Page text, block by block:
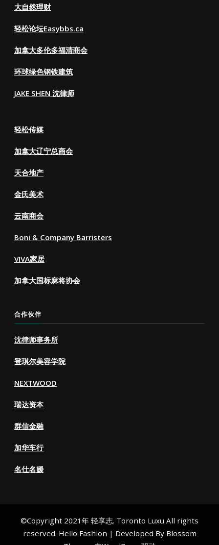
大自然理财
轻松论坛Easybbs.ca
加拿大多伦多福清商会
环球绿色钢铁建筑
JAKE SHEN 沈律师
轻松传媒
加拿大辽宁总商会
天合地产
金氏美术
云南商会
Boni & Company Barristers
VIVA家居
加拿大国标麻将协会
合作伙伴
沈律师事务所
登琪尔美容学院
NEXTWOOD
瑞达资本
群信金融
加华车行
名仕名嫒
©Copyright 2021年 轻享志. Toronto Luxu All rights
reserved. Hello Fashion | Developed By Blossom